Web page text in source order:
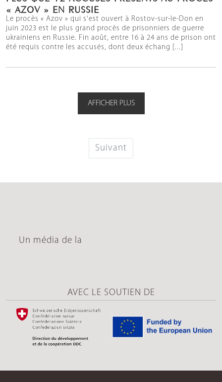
« AZOV » EN RUSSIE
Le procès « Azov » qui s'est ouvert à Rostov-sur-le-Don en
juin 2023 est le plus grand procès de prisonniers de guerre
ukrainiens en Russie. Fin août, entre 16 à 24 ans de prison ont
été requis contre les accusés, dont deux échang [...]
AFFICHER PLUS
Suivant
Un média de la
AVEC LE SOUTIEN DE